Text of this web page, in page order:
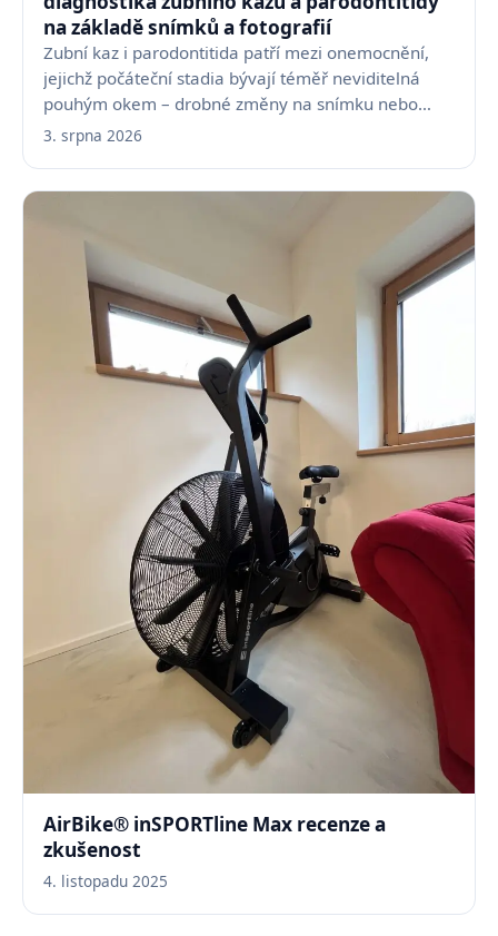
na základě snímků a fotografií
Zubní kaz i parodontitida patří mezi onemocnění,
jejichž počáteční stadia bývají téměř neviditelná
pouhým okem – drobné změny na snímku nebo
fotografii…
3. srpna 2026
AirBike® inSPORTline Max recenze a
zkušenost
4. listopadu 2025